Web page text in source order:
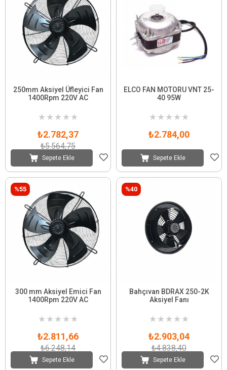
250mm Aksiyel Üfleyici Fan
1400Rpm 220V AC
★ ★ ★ ★ ★
₺2.782,37
₺5.564,75
Sepete Ekle
ELCO FAN MOTORU VNT 25-
40 95W
★ ★ ★ ★ ★
₺2.784,00
Sepete Ekle
300 mm Aksiyel Emici Fan
1400Rpm 220V AC
★ ★ ★ ★ ★
₺2.811,66
₺6.248,14
Sepete Ekle
%55
Bahçıvan BDRAX 250-2K
Aksiyel Fanı
★ ★ ★ ★ ★
₺2.903,04
₺4.838,40
Sepete Ekle
%40